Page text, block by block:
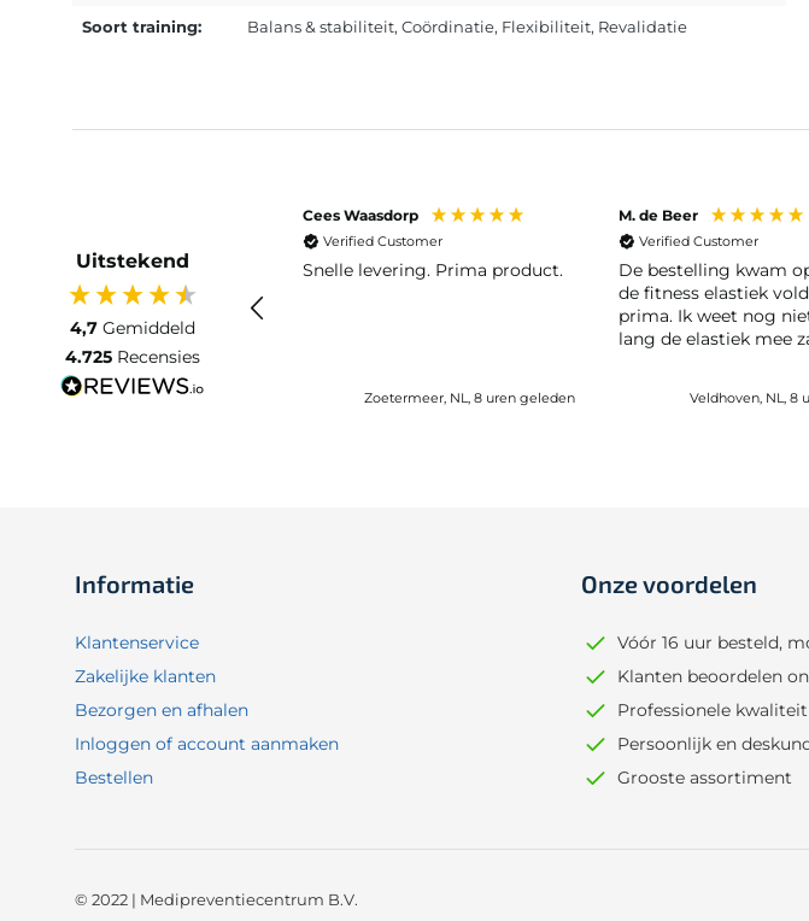
Soort training: Balans & stabiliteit, Coördinatie, Flexibiliteit, Revalidatie
Uitstekend
4,7 Gemiddeld
4.725 Recensies
Cees Waasdorp
Verified Customer
Snelle levering. Prima product.
Zoetermeer, NL, 8 uren geleden
M. de Beer
Verified Customer
De bestelling kwam
de fitness elastiek
prima. Ik weet nog
lang de elastiek mee
Veldhoven, NL, 8
Informatie
Klantenservice
Zakelijke klanten
Bezorgen en afhalen
Inloggen of account aanmaken
Bestellen
Onze voordelen
Vóór 16 uur besteld,
Klanten beoordelen
Professionele kwaliteit
Persoonlijk en
Grooste assortiment
© 2022 | Medipreventiecentrum B.V.